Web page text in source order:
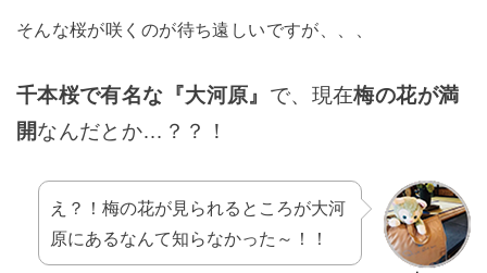
そんな桜が咲くのが待ち遠しいですが、、、
千本桜で有名な『大河原』 で、現在梅の花が満
開なんだとか…？？！
え？！梅の花が見られるところが大河
原にあるなんて知らなかった～！！